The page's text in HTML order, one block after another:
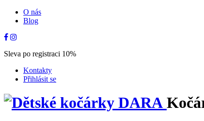
O nás
Blog
Sleva po registraci 10%
Kontakty
Přihlásit se